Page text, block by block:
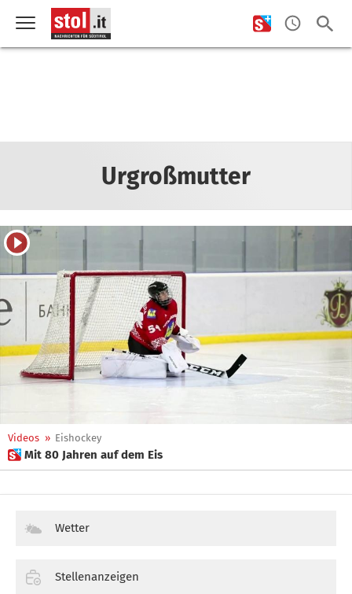
Urgroßmutter
Videos » Eishockey
 Mit 80 Jahren auf dem Eis
Wetter
Stellenanzeigen